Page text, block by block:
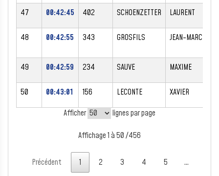
47 00:42:45 402 SCHOENZETTER LAURENT
48 00:42:55 343 GROSFILS JEAN-MARC
49 00:42:59 234 SAUVE MAXIME
50 00:43:01 156 LECONTE XAVIER
Afficher
lignes par page
Affichage 1 à 50 /456
Précédent 1 2 3 4 5
…